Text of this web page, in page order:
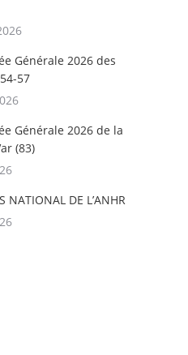
Générale 2026 des
57
Générale 2026 de la
(83)
NATIONAL DE L’ANHR